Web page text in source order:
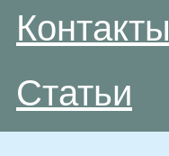
Контакты
Статьи